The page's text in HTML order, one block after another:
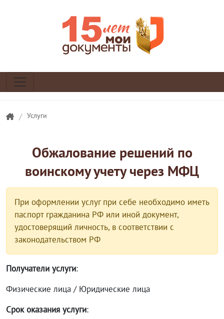
/ Услуги
Обжалование решений по
воинскому учету через МФЦ
При оформлении услуг при себе необходимо иметь
паспорт гражданина РФ или иной документ,
удостоверящий личность, в соответствии с
законодательством РФ
Получатели услуги:
Физические лица / Юридические лица
Срок оказания услуги: